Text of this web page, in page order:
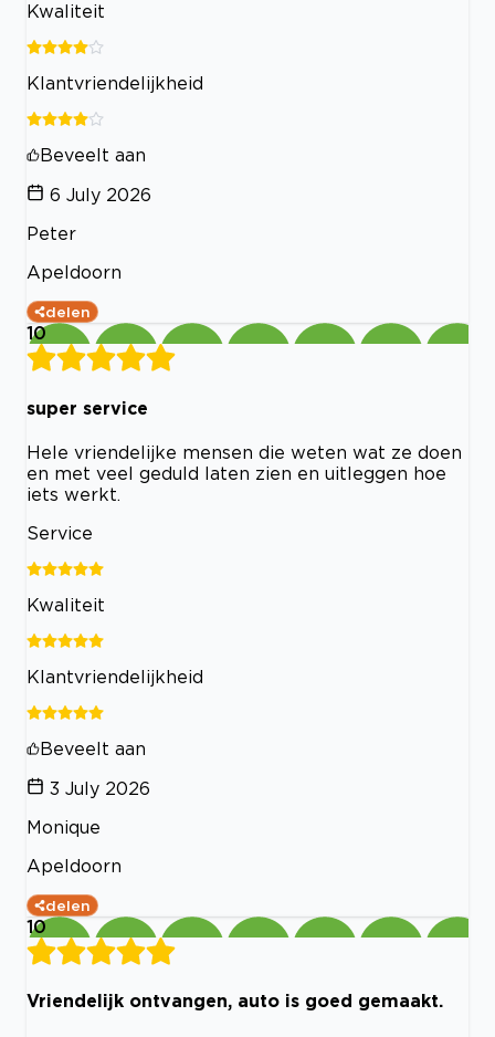
Kwaliteit
Klantvriendelijkheid
Beveelt aan
6 July 2026
Peter
Apeldoorn
delen
10
super service
Hele vriendelijke mensen die weten wat ze doen
en met veel geduld laten zien en uitleggen hoe
iets werkt.
Service
Kwaliteit
Klantvriendelijkheid
Beveelt aan
3 July 2026
Monique
Apeldoorn
delen
10
Vriendelijk ontvangen, auto is goed gemaakt.